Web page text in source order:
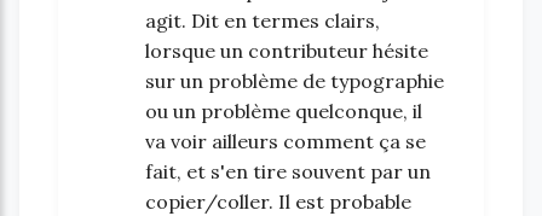
agit. Dit en termes clairs,
lorsque un contributeur hésite
sur un problème de typographie
ou un problème quelconque, il
va voir ailleurs comment ça se
fait, et s'en tire souvent par un
copier/coller. Il est probable